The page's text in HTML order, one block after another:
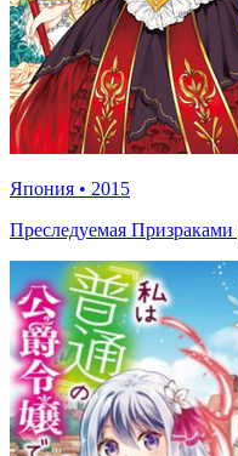
Япония • 2015
Преследуемая